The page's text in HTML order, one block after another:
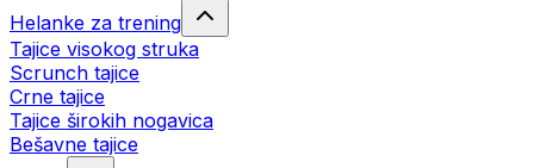
Helanke za trening
Tajice visokog struka
Scrunch tajice
Crne tajice
Tajice širokih nogavica
Bešavne tajice